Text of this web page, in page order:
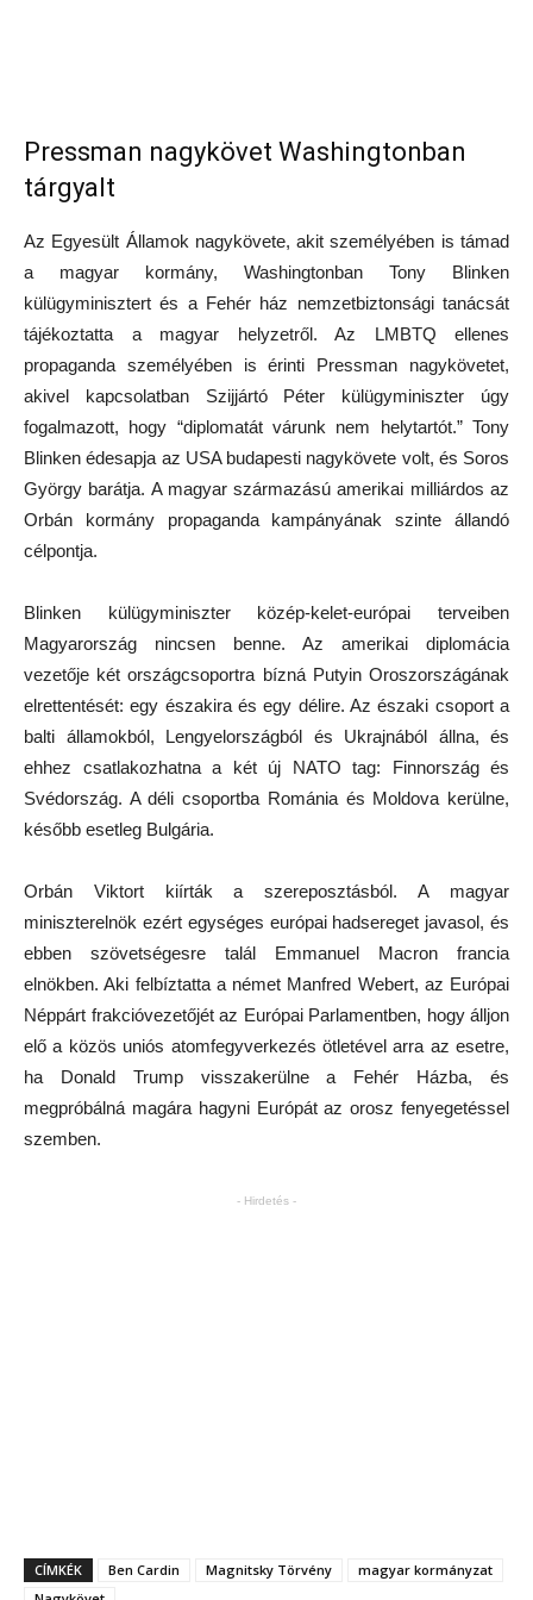
Pressman nagykövet Washingtonban
tárgyalt
Az Egyesült Államok nagykövete, akit személyében is támad
a magyar kormány, Washingtonban Tony Blinken
külügyminisztert és a Fehér ház nemzetbiztonsági tanácsát
tájékoztatta a magyar helyzetről. Az LMBTQ ellenes
propaganda személyében is érinti Pressman nagykövetet,
akivel kapcsolatban Szijjártó Péter külügyminiszter úgy
fogalmazott, hogy “diplomatát várunk nem helytartót.” Tony
Blinken édesapja az USA budapesti nagykövete volt, és Soros
György barátja. A magyar származású amerikai milliárdos az
Orbán kormány propaganda kampányának szinte állandó
célpontja.
Blinken külügyminiszter közép-kelet-európai terveiben
Magyarország nincsen benne. Az amerikai diplomácia
vezetője két országcsoportra bízná Putyin Oroszországának
elrettentését: egy északira és egy délire. Az északi csoport a
balti államokból, Lengyelországból és Ukrajnából állna, és
ehhez csatlakozhatna a két új NATO tag: Finnország és
Svédország. A déli csoportba Románia és Moldova kerülne,
később esetleg Bulgária.
Orbán Viktort kiírták a szereposztásból. A magyar
miniszterelnök ezért egységes európai hadsereget javasol, és
ebben szövetségesre talál Emmanuel Macron francia
elnökben. Aki felbíztatta a német Manfred Webert, az Európai
Néppárt frakcióvezetőjét az Európai Parlamentben, hogy álljon
elő a közös uniós atomfegyverkezés ötletével arra az esetre,
ha Donald Trump visszakerülne a Fehér Házba, és
megpróbálná magára hagyni Európát az orosz fenyegetéssel
szemben.
- Hirdetés -
CÍMKÉK Ben Cardin Magnitsky Törvény
magyar kormányzat